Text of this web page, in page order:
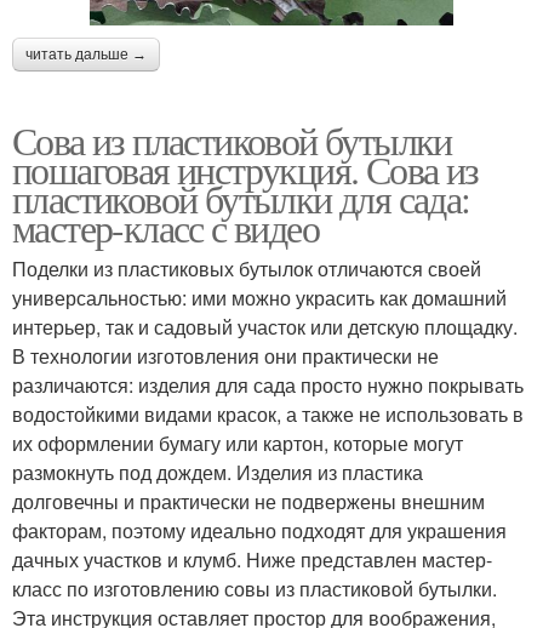
читать дальше →
Сова из пластиковой бутылки
пошаговая инструкция. Сова из
пластиковой бутылки для сада:
мастер-класс с видео
Поделки из пластиковых бутылок отличаются своей
универсальностью: ими можно украсить как домашний
интерьер, так и садовый участок или детскую площадку.
В технологии изготовления они практически не
различаются: изделия для сада просто нужно покрывать
водостойкими видами красок, а также не использовать в
их оформлении бумагу или картон, которые могут
размокнуть под дождем. Изделия из пластика
долговечны и практически не подвержены внешним
факторам, поэтому идеально подходят для украшения
дачных участков и клумб. Ниже представлен мастер-
класс по изготовлению совы из пластиковой бутылки.
Эта инструкция оставляет простор для воображения,